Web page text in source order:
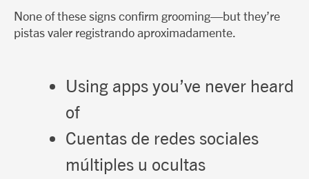
None of these signs confirm grooming—but they’re
pistas valer registrando aproximadamente
Using apps you’ve never heard
of
Cuentas de redes sociales
múltiples u ocultas